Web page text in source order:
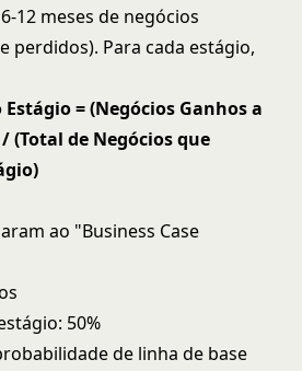
12 meses de negócios
perdidos). Para cada estágio,
= (Negócios Ganhos a
(Total de Negócios que
ao "Business Case
50%
de linha de base